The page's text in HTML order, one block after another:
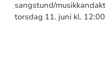
sangstund/musikkandakt
torsdag 11. juni kl. 12:00